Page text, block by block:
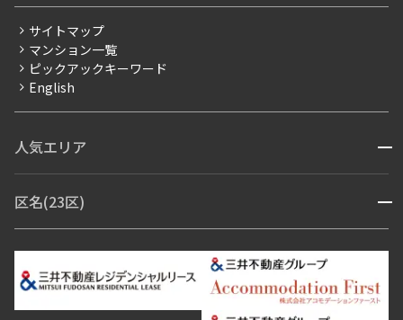
賃料改定
フリーレント
ペット可
ブランドマンション
サイトマップ
マンション一覧
ピックアックキーワード
English
人気エリア 開閉
青山・表参道・原宿
市ヶ谷・神楽坂・飯田橋
三田・芝・浜松町
芝浦・汐留・品川
月島・勝どき・豊洲
本郷・春日・小石川
新宿・代々木
目白・高田馬場・早稲田
区名(23区) 開閉
江東区 台東区 墨田区
中野区
豊島区
杉並区 板橋区 練馬区 荒川区
足立区